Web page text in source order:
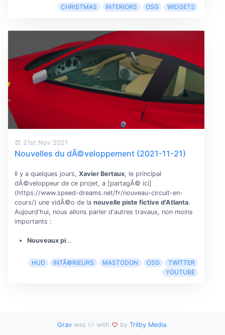
CHRISTMAS INTERIORS OSG WIDGETS
21st Nov 2021
Nouvelles du dÃ©veloppement (2021-11-21)
Il y a quelques jours, Xavier Bertaux, le principal
dÃ©veloppeur de ce projet, a [partagÃ© ici]
(https://www.speed-dreams.net/fr/nouveau-circuit-en-
cours/) une vidÃ©o de la nouvelle piste fictive d'Atlanta.
Aujourd'hui, nous allons parler d'autres travaux, non moins
importants :
Nouveaux pi...
HUD INTÃ©RIEURS MASTODON OSG
TWITTER
YOUTUBE
Gravwas with by Trilby Media.